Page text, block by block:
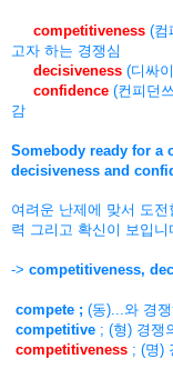
competitiveness (컴
고자 하는 경쟁심
decisiveness (디싸
confidence (컨피던
감
Somebody ready for a
decisiveness and
여려운 난제에 맞서 도
력 그리고 확신이 보입니
-> competitiveness,
compete ; (동)...와 경쟁
competitive ; (형) 경쟁
competitiveness ; (명)